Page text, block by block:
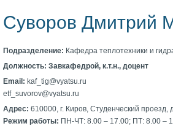
Суворов Дмитрий
Подразделение: Кафедра теплотехники и
Должность: Завкафедрой, к.т.н., доцент
Email: kaf_tig@vyatsu.ru
etf_suvorov@vyatsu.ru
Адрес: 610000, г. Киров, Студенческий проезд,
Режим работы: ПН-ЧТ: 8.00 – 17.00; ПТ: 8.00 –